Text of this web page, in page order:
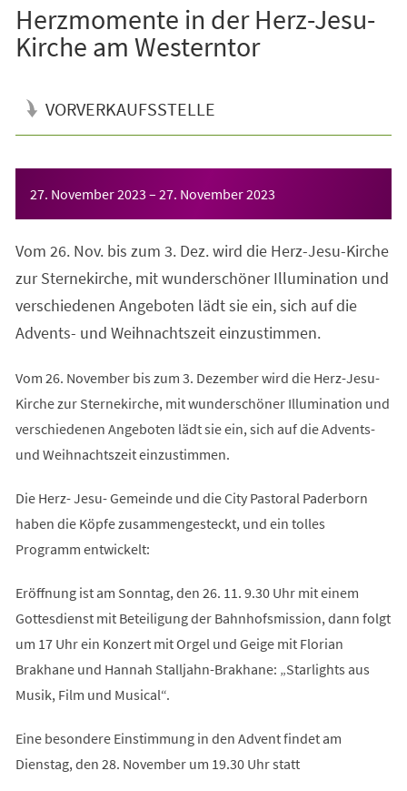
Herzmomente in der Herz-Jesu-
Kirche am Westerntor
VORVERKAUFSSTELLE
27. November 2023 – 27. November 2023
Vom 26. Nov. bis zum 3. Dez. wird die Herz-Jesu-Kirche
zur Sternekirche, mit wunderschöner Illumination und
verschiedenen Angeboten lädt sie ein, sich auf die
Advents- und Weihnachtszeit einzustimmen.
Vom 26. November bis zum 3. Dezember wird die Herz-Jesu-
Kirche zur Sternekirche, mit wunderschöner Illumination und
verschiedenen Angeboten lädt sie ein, sich auf die Advents-
und Weihnachtszeit einzustimmen.
Die Herz- Jesu- Gemeinde und die City Pastoral Paderborn
haben die Köpfe zusammengesteckt, und ein tolles
Programm entwickelt:
Eröffnung ist am Sonntag, den 26. 11. 9.30 Uhr mit einem
Gottesdienst mit Beteiligung der Bahnhofsmission, dann folgt
um 17 Uhr ein Konzert mit Orgel und Geige mit Florian
Brakhane und Hannah Stalljahn-Brakhane: „Starlights aus
Musik, Film und Musical“.
Eine besondere Einstimmung in den Advent findet am
Dienstag, den 28. November um 19.30 Uhr statt